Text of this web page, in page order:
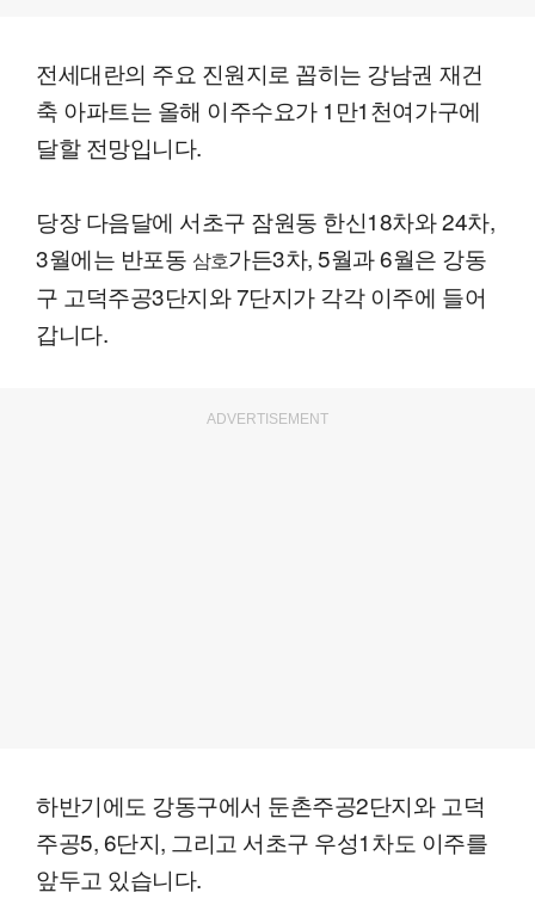
전세대란의 주요 진원지로 꼽히는 강남권 재건
축 아파트는 올해 이주수요가 1만1천여가구에
달할 전망입니다.
당장 다음달에 서초구 잠원동 한신18차와 24차,
3월에는 반포동 삼호가든3차, 5월과 6월은 강동
구 고덕주공3단지와 7단지가 각각 이주에 들어
갑니다.
ADVERTISEMENT
하반기에도 강동구에서 둔촌주공2단지와 고덕
주공5, 6단지, 그리고 서초구 우성1차도 이주를
앞두고 있습니다.